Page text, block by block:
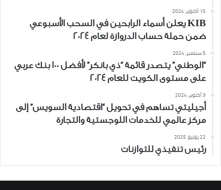
15 أكتوبر، 2024
KIB يعلن أسماء الرابحين في السحب الأسبوعي
ضمن حملة حساب الدروازة لعام 2024
5 سبتمبر، 2024
“الوطني” يتصدر قائمة “ذي بانكر” لأفضل 100 بنك عربي
على مستوى الكويت للعام 2024
3 أكتوبر، 2024
أجيليتي تساهم في تحويل “اقتصادية السويس” إلى
مركز عالمي للخدمات اللوجستية والتجارة
22 يونيو، 2025
رئيس تنفيذي للتوازنات